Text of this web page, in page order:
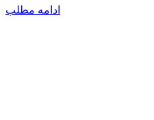
ادامه مطلب